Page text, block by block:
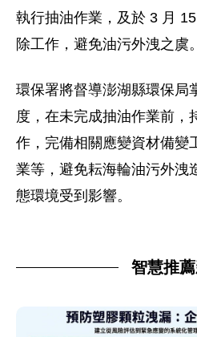
執行抽油作業，及於 3 月
除工作，避免油污外洩之虞。
環保署將督導澎湖縣環保局
度，在未完成抽油作業前，
作，完備相關應變資材備變
業等，避免耘海輪油污外洩
態環境受到影響。
智慧推